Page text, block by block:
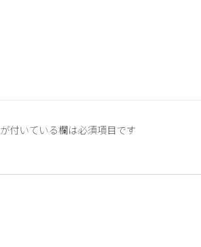
が付いている欄は必須項目です